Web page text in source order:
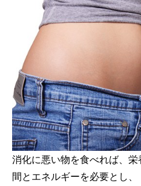
消化に悪い物を食べれば、
間とエネルギーを必要とし、